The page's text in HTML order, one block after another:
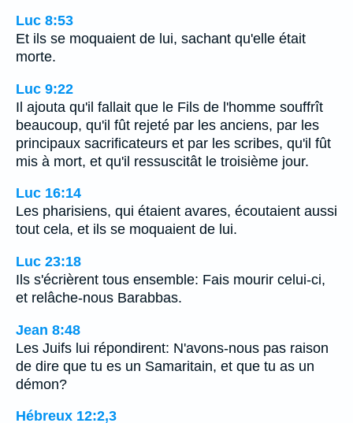
Luc 8:53
Et ils se moquaient de lui, sachant qu'elle était
morte.
Luc 9:22
Il ajouta qu'il fallait que le Fils de l'homme souffrît
beaucoup, qu'il fût rejeté par les anciens, par les
principaux sacrificateurs et par les scribes, qu'il fût
mis à mort, et qu'il ressuscitât le troisième jour.
Luc 16:14
Les pharisiens, qui étaient avares, écoutaient aussi
tout cela, et ils se moquaient de lui.
Luc 23:18
Ils s'écrièrent tous ensemble: Fais mourir celui-ci,
et relâche-nous Barabbas.
Jean 8:48
Les Juifs lui répondirent: N'avons-nous pas raison
de dire que tu es un Samaritain, et que tu as un
démon?
Hébreux 12:2,3